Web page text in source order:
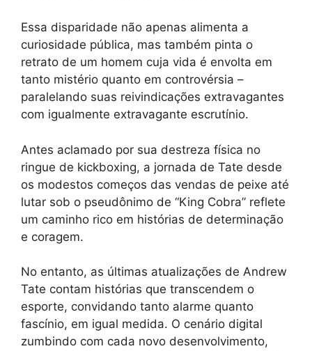
Essa disparidade não apenas alimenta a
curiosidade pública, mas também pinta o
retrato de um homem cuja vida é envolta em
tanto mistério quanto em controvérsia –
paralelando suas reivindicações extravagantes
com igualmente extravagante escrutínio.
Antes aclamado por sua destreza física no
ringue de kickboxing, a jornada de Tate desde
os modestos começos das vendas de peixe até
lutar sob o pseudônimo de “King Cobra” reflete
um caminho rico em histórias de determinação
e coragem.
No entanto, as últimas atualizações de Andrew
Tate contam histórias que transcendem o
esporte, convidando tanto alarme quanto
fascínio, em igual medida. O cenário digital
zumbindo com cada novo desenvolvimento,